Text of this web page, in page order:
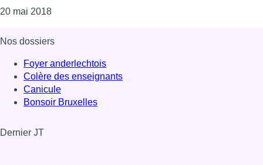
20 mai 2018Consulter l'article "Fin du suspense ce lundi:
Nos dossiers
Foyer anderlechtois
Colère des enseignants
Canicule
Bonsoir Bruxelles
Dernier JT